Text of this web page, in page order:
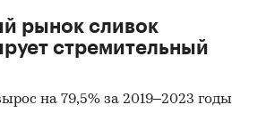
плана молочной
строительство
фермы с доильным залом
рынок сливок
стремительный
на 79,5% за 2019–2023 годы